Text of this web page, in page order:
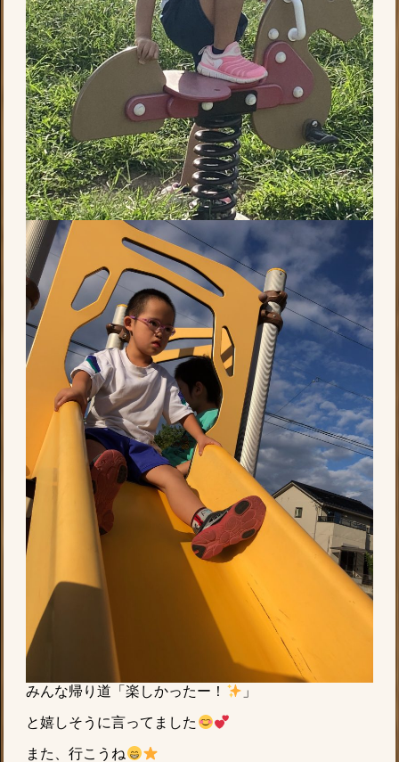
みんな帰り道「楽しかったー！ 」
と嬉しそうに言ってました
また、行こうね